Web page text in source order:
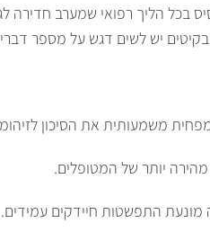
בכל הליך רפואי שמערב חדירה
בקיטים יש לשים דגש על מספר
משמעותית את הסיכון
יותר של המטופלים.
מונעת התפשטות חיידקים עמידים.